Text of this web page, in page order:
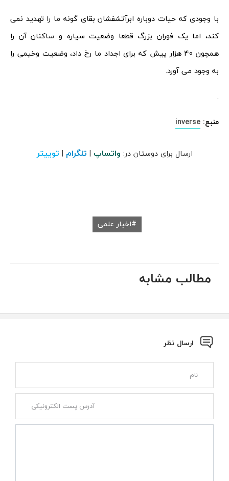
با وجودی که حیات دوباره ابرآتشفشان بقای گونه ما را تهدید نمی
کند، اما یک فوران بزرگ قطعا وضعیت سیاره و ساکنان آن را
همچون 40 هزار پیش که برای اجداد ما رخ داد، وضعیت وخیمی را
به وجود می آورد.
.
منبع: inverse
ارسال برای دوستان در: واتساپ | تلگرام | توییتر
اخبار علمی
مطالب مشابه
ارسال نظر